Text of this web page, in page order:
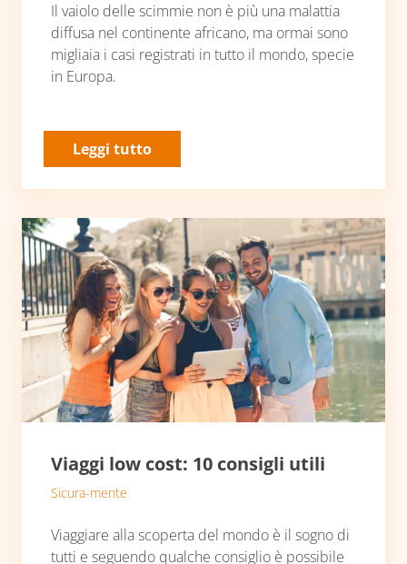
Il vaiolo delle scimmie non è più una malattia
diffusa nel continente africano, ma ormai sono
migliaia i casi registrati in tutto il mondo, specie
in Europa.
Leggi tutto
Viaggi low cost: 10 consigli utili
Sicura-mente
Viaggiare alla scoperta del mondo è il sogno di
tutti e seguendo qualche consiglio è possibile